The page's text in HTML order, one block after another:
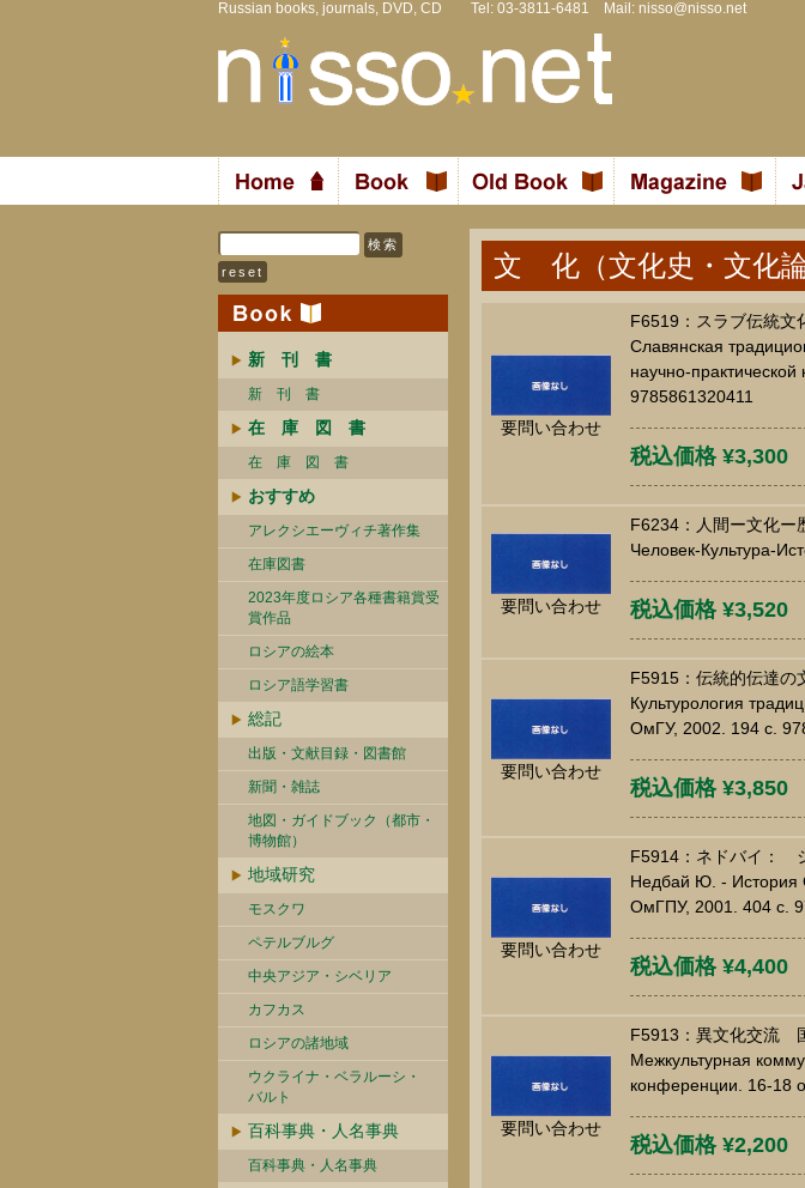
Russian books, journals, DVD, CD Tel: 03-3811-6481 Mail: nisso@nisso.net
新 刊 書
新 刊 書
在 庫 図 書
在 庫 図 書
おすすめ
アレクシエーヴィチ著作集
在庫図書
2023年度ロシア各種書籍賞受
賞作品
ロシアの絵本
ロシア語学習書
総記
出版・文献目録・図書館
新聞・雑誌
地図・ガイドブック（都市・
博物館）
地域研究
モスクワ
ペテルブルグ
中央アジア・シベリア
カフカス
ロシアの諸地域
ウクライナ・ベラルーシ・
バルト
百科事典・人名事典
百科事典・人名事典
文 化（文化史・文化論
要問い合わせ
F6519：スラブ伝統
Славянская
научно-
9785861320411
税込価格 ¥3,300
要問い合わせ
F6234：人間ー文化ー
Человек-Культура-
税込価格 ¥3,520
要問い合わせ
F5915：伝統的伝達
Культурология
ОмГУ, 2002. 194 c.
税込価格 ¥3,850
要問い合わせ
F5914：ネドバイ：
Недбай Ю. - История
ОмГПУ, 2001. 404 c.
税込価格 ¥4,400
要問い合わせ
F5913：異文化交流
Межкультурная
конференции. 16-18
税込価格 ¥2,200